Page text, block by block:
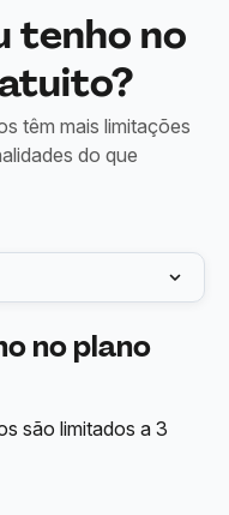
tenho no
têm mais limitações
do que
no plano
são limitados a 3